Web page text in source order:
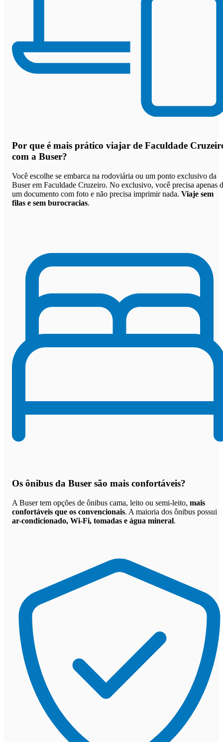
Por que é mais prático viajar de Faculdade
com a Buser?
Você escolhe se embarca na rodoviária ou um ponto exclusivo da
Buser em Faculdade Cruzeiro. No exclusivo, você precisa apenas
um documento com foto e não precisa imprimir nada. Viaje sem
filas e sem burocracias.
Os ônibus da Buser são mais confortáveis?
A Buser tem opções de ônibus cama, leito ou semi-leito, mais
confortáveis que os convencionais. A maioria dos ônibus possui
ar-condicionado, Wi-Fi, tomadas e água mineral.